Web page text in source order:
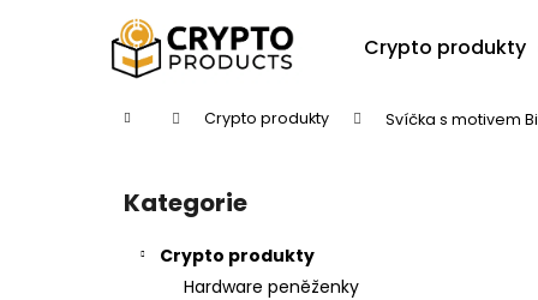
Crypto produkty
Domů Crypto produkty Svíčka s motivem
Přeskočit
kategorie
Kategorie
Crypto produkty
Hardware peněženky
Zpět
Zpět